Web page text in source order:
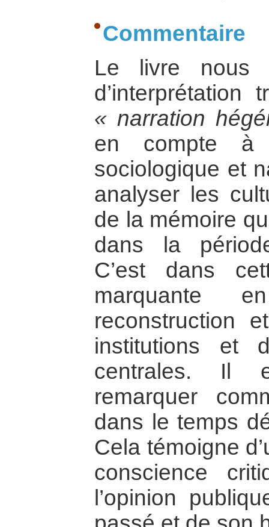
Commentaire
Le livre nous
« narration
en compte
sociologique et
analyser les
de la mémoire
dans la
C’est dans
marquante
reconstruction
institutions et
centrales. Il
remarquer
dans le temps
Cela témoigne
conscience
l’opinion